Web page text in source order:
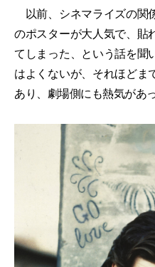
以前、シネマライズの関
のポスターが大人気で、貼
てしまった、という話を聞
はよくないが、それほどま
あり、劇場側にも熱気があ